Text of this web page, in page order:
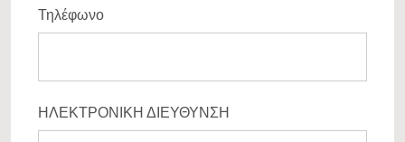
Τηλέφωνο
ΗΛΕΚΤΡΟΝΙΚΗ ΔΙΕΥΘΥΝΣΗ